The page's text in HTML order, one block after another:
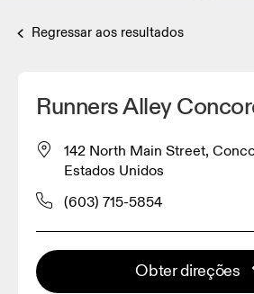
Regressar aos resultados
Runners Alley
142 North Main Street,
Estados Unidos
(603) 715-5854
Obter direções